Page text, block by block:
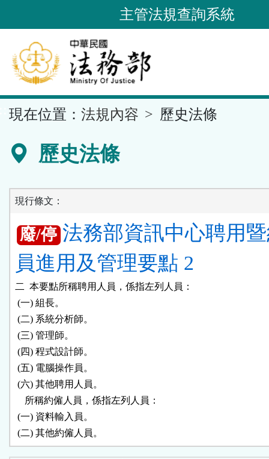
到
要
內
容
區
主管法規查詢系統
現在位置： 法規內容 歷史法條
歷史法條
現行條文：
廢/停 法務部資訊中心聘用
員進用及管理要點 2
二  本要點所稱聘用人員，係指左列人員：
(一) 組長。
(二) 系統分析師。
(三) 管理師。
(四) 程式設計師。
(五) 電腦操作員。
(六) 其他聘用人員。
    所稱約僱人員，係指左列人員：
(一) 資料輸入員。
(二) 其他約僱人員。